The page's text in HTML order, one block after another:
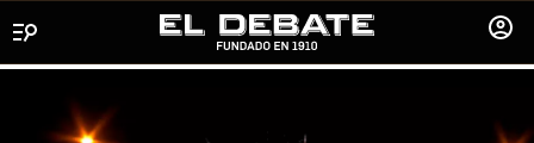
SESIÓN